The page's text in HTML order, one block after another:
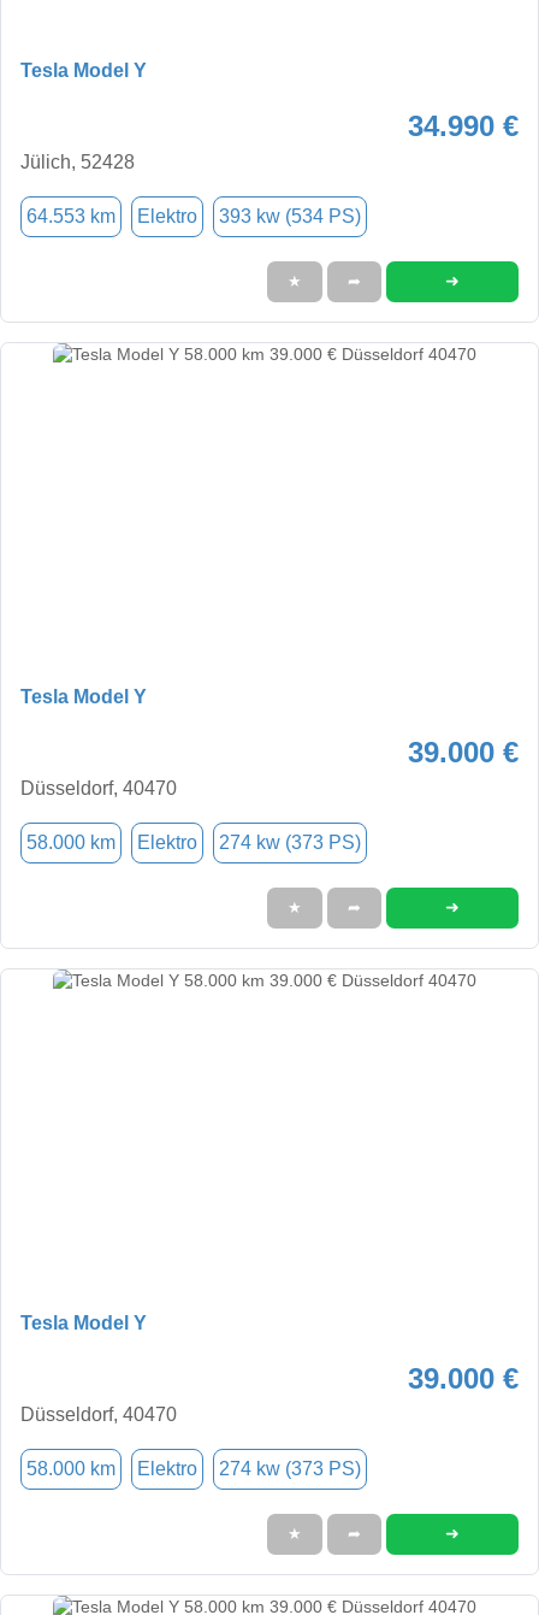
Tesla Model Y
34.990 €
Jülich, 52428
64.553 km Elektro 393 kw (534 PS)
★ ➦ ➜
Tesla Model Y
39.000 €
Düsseldorf, 40470
58.000 km Elektro 274 kw (373 PS)
★ ➦ ➜
Tesla Model Y
39.000 €
Düsseldorf, 40470
58.000 km Elektro 274 kw (373 PS)
★ ➦ ➜